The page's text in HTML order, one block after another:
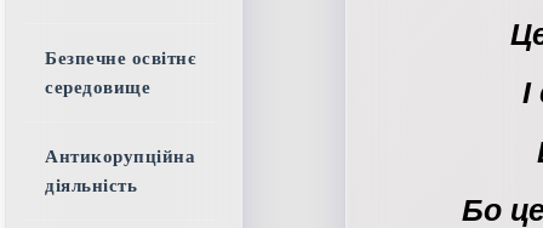
Бо
Безпечне освітнє
середовище
Антикорупційна
діяльність